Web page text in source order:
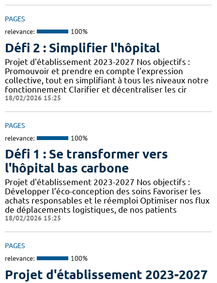
PAGES
relevance: 100%
Défi 2 : Simplifier l'hôpital
Projet d'établissement 2023-2027 Nos objectifs :
Promouvoir et prendre en compte l’expression
collective, tout en simplifiant à tous les niveaux notre
fonctionnement Clarifier et décentraliser les cir
18/02/2026 15:25
PAGES
relevance: 100%
Défi 1 : Se transformer vers
l'hôpital bas carbone
Projet d'établissement 2023-2027 Nos objectifs :
Développer l’éco-conception des soins Favoriser les
achats responsables et le réemploi Optimiser nos flux
de déplacements logistiques, de nos patients
18/02/2026 15:25
PAGES
relevance: 100%
Projet d'établissement 2023-2027